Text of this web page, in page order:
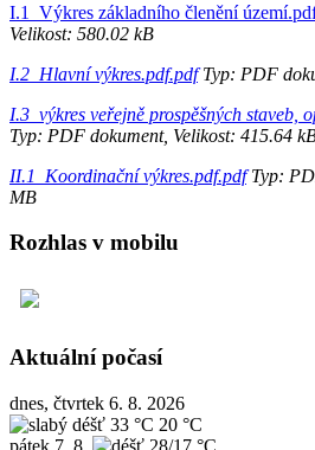
I.1_Výkres základního členění
Velikost: 580.02 kB
I.2_Hlavní výkres.pdf.pdfTyp: PDF
I.3_výkres veřejně prospěšných staveb,
Typ: PDF dokument, Velikost: 415.64
II.1_Koordinační výkres.pdf.pdfTyp:
MB
Rozhlas v mobilu
Aktuální počasí
dnes, čtvrtek 6. 8. 2026
33 °C 20 °C
pátek 7. 8. 28/17 °C